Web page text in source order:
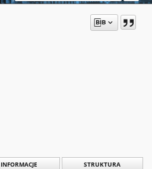
INFORMACJE STRUKTURA